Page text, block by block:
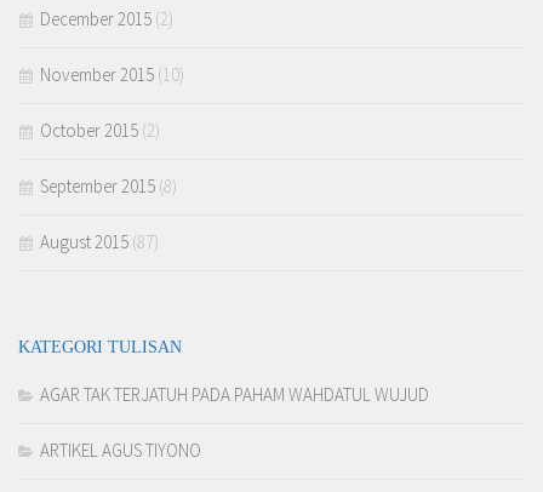
December 2015 (2)
November 2015 (10)
October 2015 (2)
September 2015 (8)
August 2015 (87)
KATEGORI TULISAN
AGAR TAK TERJATUH PADA PAHAM WAHDATUL WUJUD
ARTIKEL AGUS TIYONO